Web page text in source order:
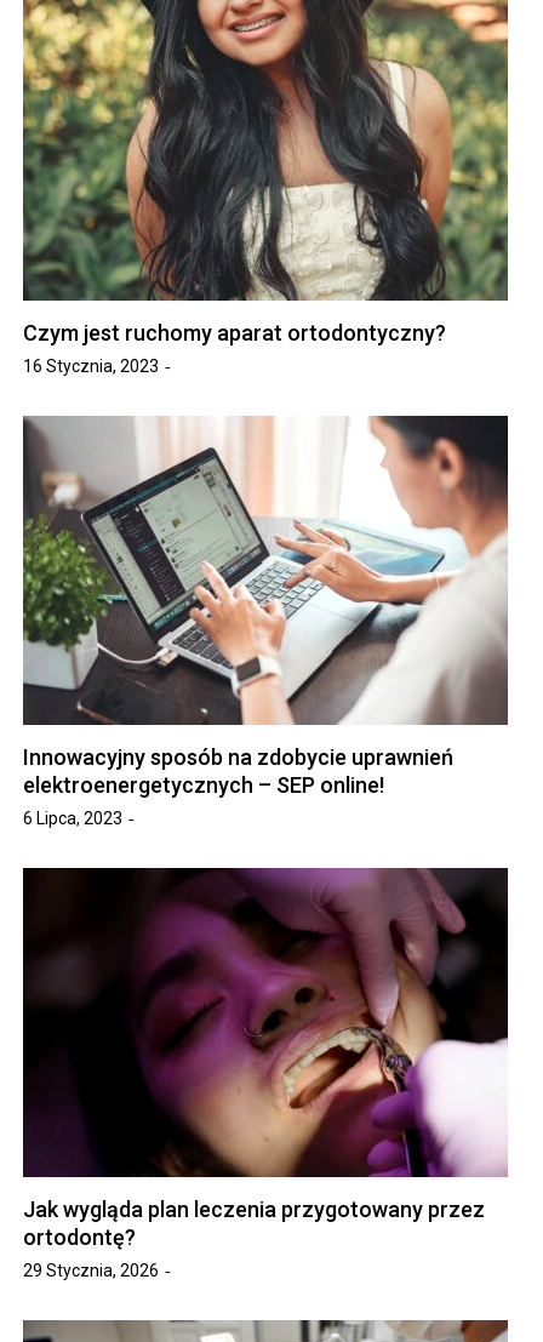
Czym jest ruchomy aparat ortodontyczny?
16 Stycznia, 2023
Innowacyjny sposób na zdobycie uprawnień
elektroenergetycznych – SEP online!
6 Lipca, 2023
Jak wygląda plan leczenia przygotowany przez
ortodontę?
29 Stycznia, 2026